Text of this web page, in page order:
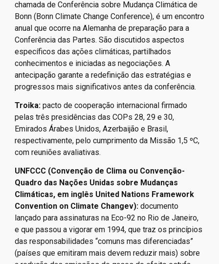
chamada de Conferência sobre Mudança Climática de
Bonn (Bonn Climate Change Conference), é um encontro
anual que ocorre na Alemanha de preparação para a
Conferência das Partes. São discutidos aspectos
específicos das ações climáticas, partilhados
conhecimentos e iniciadas as negociações. A
antecipação garante a redefinição das estratégias e
progressos mais significativos antes da conferência.
Troika: pacto de cooperação internacional firmado
pelas três presidências das COPs 28, 29 e 30,
Emirados Árabes Unidos, Azerbaijão e Brasil,
respectivamente, pelo cumprimento da Missão 1,5 ºC,
com reuniões avaliativas.
UNFCCC (Convenção de Clima ou Convenção-
Quadro das Nações Unidas sobre Mudanças
Climáticas, em inglês United Nations Framework
Convention on Climate Changev): documento
lançado para assinaturas na Eco-92 no Rio de Janeiro,
e que passou a vigorar em 1994, que traz os princípios
das responsabilidades “comuns mas diferenciadas”
(países que emitiram mais devem reduzir mais) sobre